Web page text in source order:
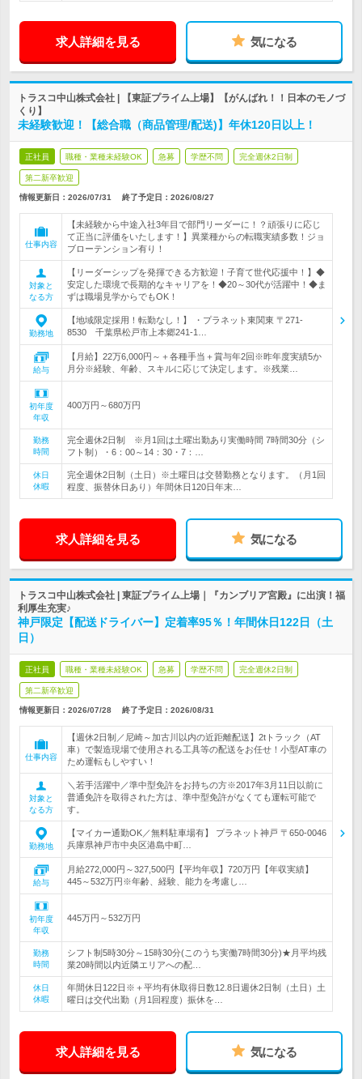
求人詳細を見る 気になる
トラスコ中山株式会社 | 【東証プライム上場】【がんばれ！！日本のモノづ
くり】
未経験歓迎！【総合職（商品管理/配送)】年休120日以上！
正社員 職種・業種未経験OK 急募 学歴不問 完全週休2日制
第二新卒歓迎
情報更新日：2026/07/31 終了予定日： 2026/08/27
仕事内容
【未経験から中途入社3年目で部門リーダーに！？頑張りに応じ
て正当に評価をいたします！】異業種からの転職実績多数！ジョ
ブローテンション有り！
対象と
なる方
【リーダーシップを発揮できる方歓迎！子育て世代応援中！】◆
安定した環境で長期的なキャリアを！◆20～30代が活躍中！◆ま
ずは職場見学からでもOK！
勤務地
【地域限定採用！転勤なし！】 ・プラネット東関東 〒271-
8530 千葉県松戸市上本郷241-1…
給与
【月給】22万6,000円～＋各種手当＋賞与年2回※昨年度実績5か
月分※経験、年齢、スキルに応じて決定します。※残業…
初年度
年収
400万円～680万円
勤務
時間
完全週休2日制 ※月1回は土曜出勤あり実働時間 7時間30分（シ
フト制）・6：00～14：30・7：…
休日
休暇
完全週休2日制（土日）※土曜日は交替勤務となります。（月1回
程度、振替休日あり）年間休日120日年末…
求人詳細を見る 気になる
トラスコ中山株式会社 | 東証プライム上場｜『カンブリア宮殿』に出演！福
利厚生充実♪
神戸限定【配送ドライバー】定着率95％！年間休日122日（土
日）
正社員 職種・業種未経験OK 急募 学歴不問 完全週休2日制
第二新卒歓迎
情報更新日：2026/07/28 終了予定日： 2026/08/31
仕事内容
【週休2日制／尼崎～加古川以内の近距離配送】2tトラック（AT
車）で製造現場で使用される工具等の配送をお任せ！小型AT車の
ため運転もしやすい！
対象と
なる方
＼若手活躍中／準中型免許をお持ちの方※2017年3月11日以前に
普通免許を取得された方は、準中型免許がなくても運転可能で
す。
勤務地
【マイカー通勤OK／無料駐車場有】 プラネット神戸 〒650-0046
兵庫県神戸市中央区港島中町…
給与
月給272,000円～327,500円【平均年収】720万円【年収実績】
445～532万円※年齢、経験、能力を考慮し…
初年度
年収
445万円～532万円
勤務
時間
シフト制5時30分～15時30分(このうち実働7時間30分)★月平均残
業20時間以内近隣エリアへの配…
休日
休暇
年間休日122日※＋平均有休取得日数12.8日週休2日制（土日）土
曜日は交代出勤（月1回程度）振休を…
求人詳細を見る 気になる